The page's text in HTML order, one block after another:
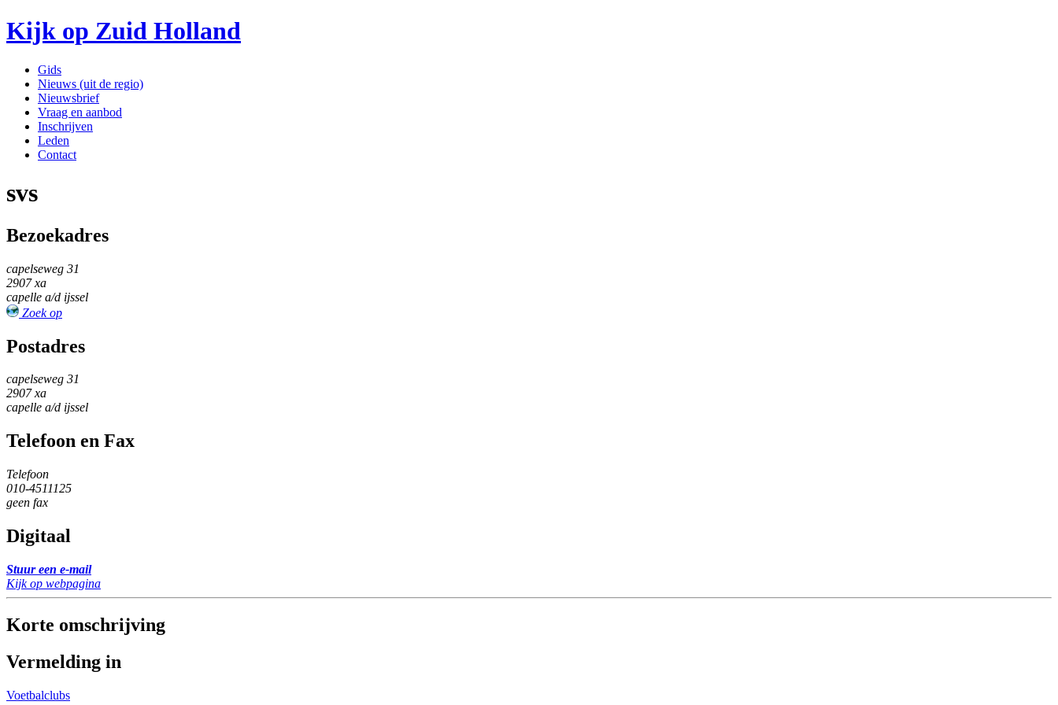
Kijk op Zuid Holland
Gids
Nieuws (uit de regio)
Nieuwsbrief
Vraag en aanbod
Inschrijven
Leden
Contact
svs
Bezoekadres
capelseweg 31
2907 xa
capelle a/d ijssel
Zoek op
Postadres
capelseweg 31
2907 xa
capelle a/d ijssel
Telefoon en Fax
Telefoon
010-4511125
geen fax
Digitaal
Stuur een e-mail
Kijk op webpagina
Korte omschrijving
Vermelding in
Voetbalclubs